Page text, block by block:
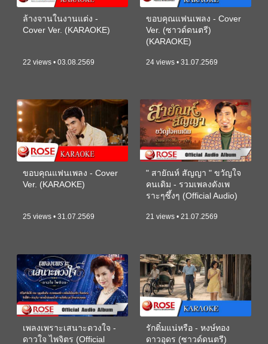
ล้างจานในงานแต่ง -
Cover Ver. (KARAOKE)
22 views • 03.08.2569
ขอบคุณแฟนเพลง - Cover
Ver. (ซาวด์ดนตรี)
(KARAOKE)
24 views • 31.07.2569
ขอบคุณแฟนเพลง - Cover
Ver. (KARAOKE)
25 views • 31.07.2569
" สายัณห์ สัญญา " ขวัญใจ
คนเดิม - รวมเพลงดังเพ
ราะๆซึ้งๆ (Official Audio)
21 views • 21.07.2569
เพลงเพราะเสนาะดวงใจ -
ดาวใจ ไพจิตร (Official
รักติ๋มแน่หรือ - หงษ์ทอง
ดาวอุดร (ซาวด์ดนตรี)